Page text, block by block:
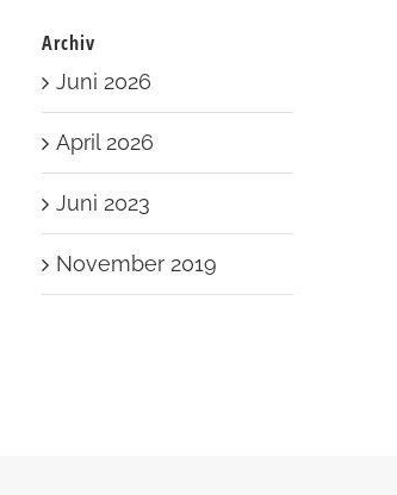
Archiv
Juni 2026
April 2026
Juni 2023
November 2019